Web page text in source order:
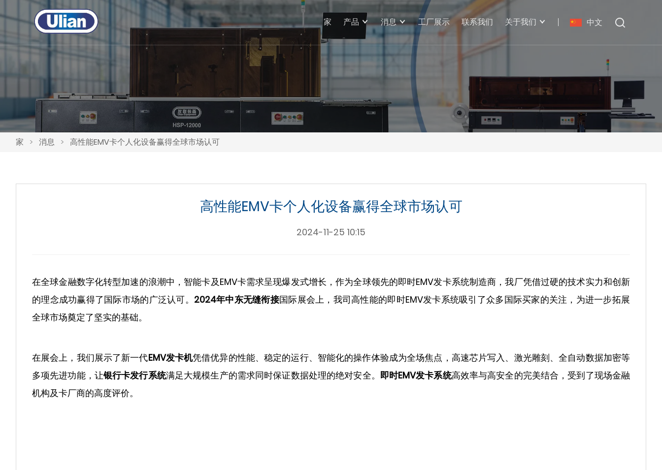
中文
家 产品 消息 工厂展示 联系我们 关于我们
家 > 消息 > 高性能EMV卡个人化设备赢得全球市场认可
高性能EMV卡个人化设备赢得全球市场认可
2024-11-25 10:15
在全球金融数字化转型加速的浪潮中，智能卡及EMV卡需求呈现爆发式增长，作为全球领先的即时EMV发卡系统制造商，我厂凭借过硬的技术实力和创新
的理念成功赢得了国际市场的广泛认可。 2024年中东无缝衔接国际展会上，我司高性能的即时EMV发卡系统吸引了众多国际买家的关注，为进一步拓展
全球市场奠定了坚实的基础。
在展会上，我们展示了新一代EMV发卡机凭借优异的性能、稳定的运行、智能化的操作体验成为全场焦点，高速芯片写入、激光雕刻、全自动数据加密等
多项先进功能，让银行卡发行系统满足大规模生产的需求同时保证数据处理的绝对安全。 即时EMV发卡系统高效率与高安全的完美结合，受到了现场金融
机构及卡厂商的高度评价。